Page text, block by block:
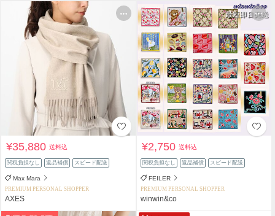
¥35,880送料込
関税負担なし 返品補償 スピード配送
Max Mara
PREMIUM PERSONAL SHOPPER
AXES
¥2,750送料込
関税負担なし 返品補償 スピード配送
FEILER
PREMIUM PERSONAL SHOPPER
winwin&co